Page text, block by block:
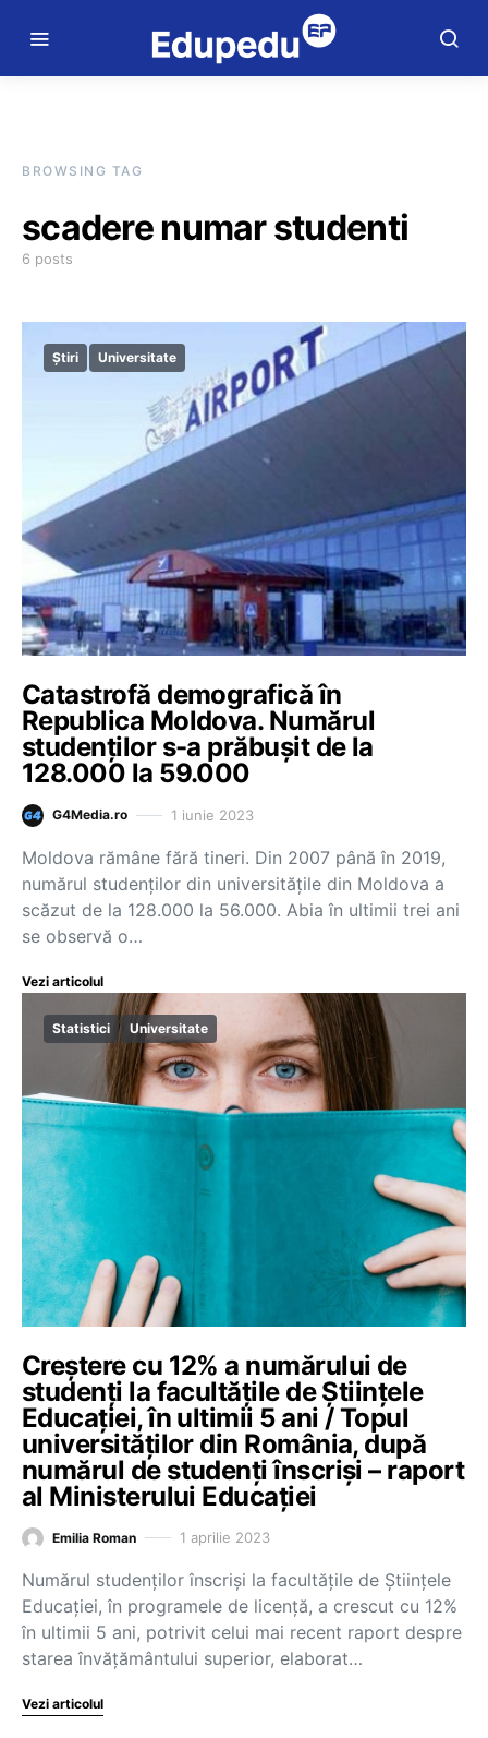
BROWSING TAG
scadere numar studenti
6 posts
Știri Universitate
Catastrofă demografică în
Republica Moldova. Numărul
studenților s-a prăbușit de la
128.000 la 59.000
G4Media.ro 1 iunie 2023
Moldova rămâne fără tineri. Din 2007 până în 2019,
numărul studenților din universitățile din Moldova a
scăzut de la 128.000 la 56.000. Abia în ultimii trei ani
se observă o…
Vezi articolul
Statistici Universitate
Creștere cu 12% a numărului de
studenți la facultățile de Științele
Educației, în ultimii 5 ani / Topul
universităților din România, după
numărul de studenți înscriși – raport
al Ministerului Educației
Emilia Roman 1 aprilie 2023
Numărul studenților înscriși la facultățile de Științele
Educației, în programele de licență, a crescut cu 12%
în ultimii 5 ani, potrivit celui mai recent raport despre
starea învățământului superior, elaborat…
Vezi articolul